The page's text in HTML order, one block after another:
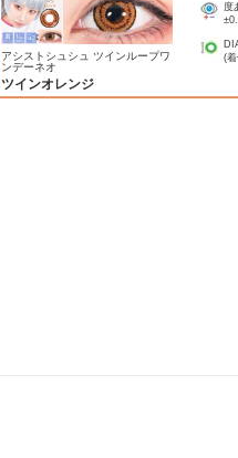
アシストシュシュ ツインループワ
ンデーネオ
ツインオレンジ
度
(